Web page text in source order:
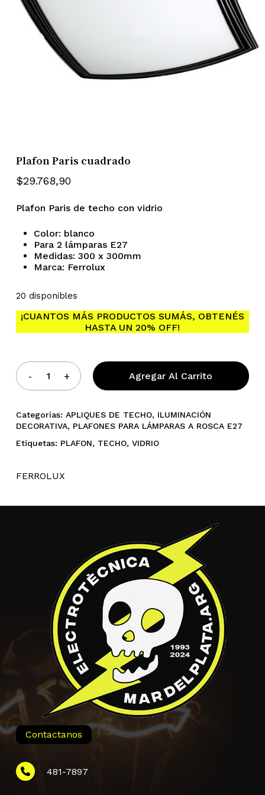
No hay productos en el
Plafon Paris cuadrado
$29.768,90
Plafon Paris de techo con vidrio
Color: blanco
Para 2 lámparas E27
Medidas: 300 x 300mm
Marca: Ferrolux
20 disponibles
¡CUANTOS MÁS PRODUCTOS SUMÁS, OBTENÉS
HASTA UN 20% OFF!
Agregar Al Carrito
Categorías: APLIQUES DE TECHO, ILUMINACIÓN
DECORATIVA, PLAFONES PARA LÁMPARAS A ROSCA E27
Etiquetas: PLAFON, TECHO, VIDRIO
FERROLUX
Contactanos
481-7897